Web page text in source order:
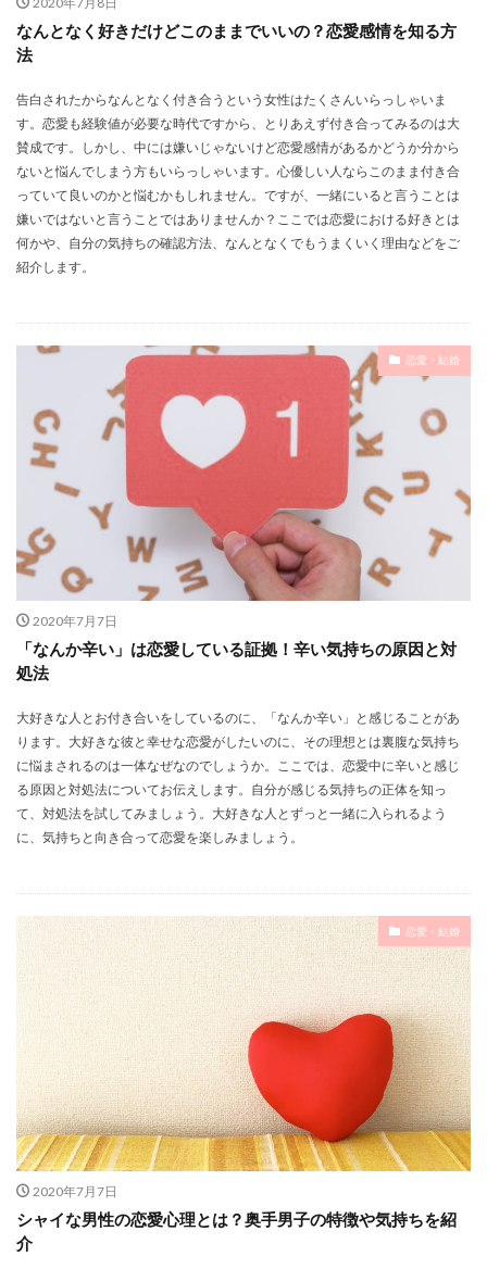
なんとなく好きだけどこのままでいいの？恋愛感情を知る方
法
告白されたからなんとなく付き合うという女性はたくさんいらっしゃいま
す。恋愛も経験値が必要な時代ですから、とりあえず付き合ってみるのは大
賛成です。しかし、中には嫌いじゃないけど恋愛感情があるかどうか分から
ないと悩んでしまう方もいらっしゃいます。心優しい人ならこのまま付き合
っていて良いのかと悩むかもしれません。ですが、一緒にいると言うことは
嫌いではないと言うことではありませんか？ここでは恋愛における好きとは
何かや、自分の気持ちの確認方法、なんとなくでもうまくいく理由などをご
紹介します。
恋愛・結婚
2020年7月7日
「なんか辛い」は恋愛している証拠！辛い気持ちの原因と対
処法
大好きな人とお付き合いをしているのに、「なんか辛い」と感じることがあ
ります。大好きな彼と幸せな恋愛がしたいのに、その理想とは裏腹な気持ち
に悩まされるのは一体なぜなのでしょうか。ここでは、恋愛中に辛いと感じ
る原因と対処法についてお伝えします。自分が感じる気持ちの正体を知っ
て、対処法を試してみましょう。大好きな人とずっと一緒に入られるよう
に、気持ちと向き合って恋愛を楽しみましょう。
恋愛・結婚
2020年7月7日
シャイな男性の恋愛心理とは？奥手男子の特徴や気持ちを紹
介